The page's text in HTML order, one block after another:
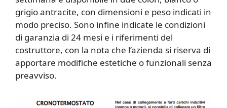
grigio antracite, con dimensioni e peso indicati in
modo preciso. Sono infine indicate le condizioni
di garanzia di 24 mesi e i riferimenti del
costruttore, con la nota che l’azienda si riserva di
apportare modifiche estetiche o funzionali senza
preavviso.